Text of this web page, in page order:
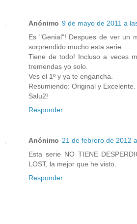
Anónimo 9 de mayo de 2011 a
Es "Genial"! Despues de ver un
sorprendido mucho esta serie.
Tiene de todo! Incluso a veces
tremendas yo solo.
Ves el 1º y ya te engancha.
Resumiendo: Original y Excelente.
Salu2!
Responder
Anónimo 21 de febrero de 2012
Esta serie NO TIENE
LOST, la mejor que he visto.
Responder